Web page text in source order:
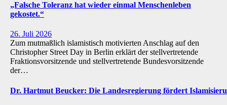
„Falsche Toleranz hat wieder einmal Menschenleben
gekostet.“
26. Juli 2026
Zum mutmaßlich islamistisch motivierten Anschlag auf den
Christopher Street Day in Berlin erklärt der stellvertretende
Fraktionsvorsitzende und stellvertretende Bundesvorsitzende
der…
Dr. Hartmut Beucker: Die Landesregierung fördert